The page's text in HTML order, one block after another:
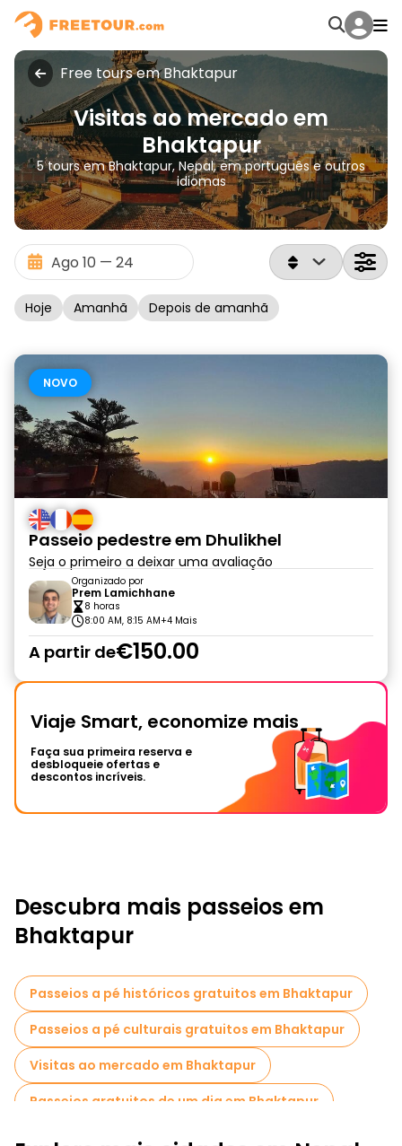
Free tours em Bhaktapur
Visitas ao mercado em
Bhaktapur
5 tours em Bhaktapur, Nepal, em português e outros
idiomas
Hoje Amanhã Depois de amanhã
NOVO
Passeio pedestre em Dhulikhel
Seja o primeiro a deixar uma avaliação
Organizado por
Prem Lamichhane
8 horas
8:00 AM, 8:15 AM+4 Mais
A partir de€150.00
Viaje Smart, economize mais
Faça sua primeira reserva e
desbloqueie ofertas e
descontos incríveis.
Descubra mais passeios em
Bhaktapur
Passeios a pé históricos gratuitos em Bhaktapur
Passeios a pé culturais gratuitos em Bhaktapur
Visitas ao mercado em Bhaktapur
Passeios gratuitos de um dia em Bhaktapur